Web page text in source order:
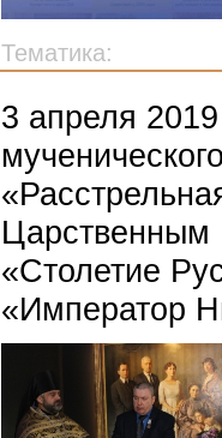
Тематика:
3 апреля
«Столетие
«Император